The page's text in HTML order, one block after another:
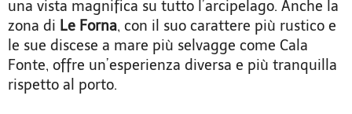
una vista magnifica su tutto l’arcipelago. Anche la
zona di Le Forna, con il suo carattere più rustico e
le sue discese a mare più selvagge come Cala
Fonte, offre un’esperienza diversa e più tranquilla
rispetto al porto.